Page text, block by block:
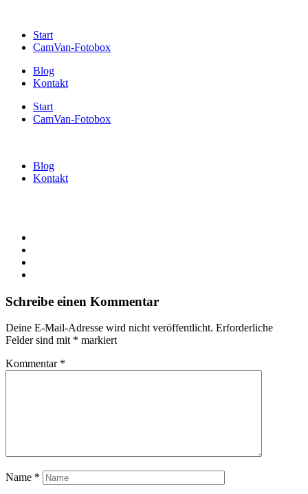
Start
CamVan-Fotobox
Blog
Kontakt
Start
CamVan-Fotobox
Blog
Kontakt
Schreibe einen Kommentar
Deine E-Mail-Adresse wird nicht veröffentlicht. Erforderliche
Felder sind mit * markiert
Kommentar *
Name *